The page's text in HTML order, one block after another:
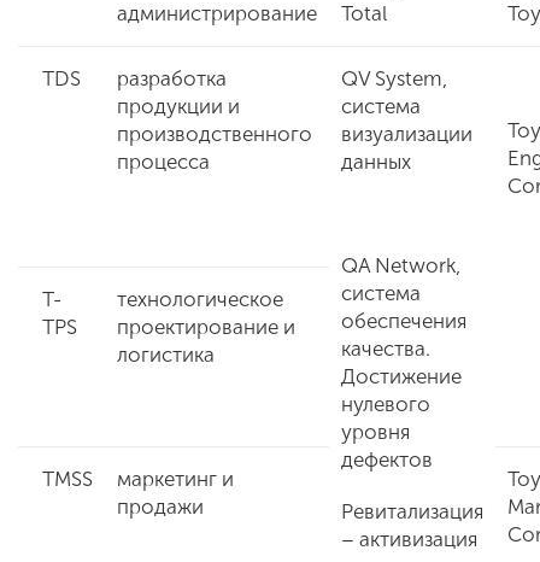
администрирование
Total
TDS
разработка
продукции и
производственного
процесса
QV System,
система
визуализации
данных
QA Network,
система
обеспечения
качества.
Достижение
нулевого
уровня
дефектов
Ревитализация
– активизация
T-
TPS
технологическое
проектирование и
логистика
TMSS
маркетинг и
продажи